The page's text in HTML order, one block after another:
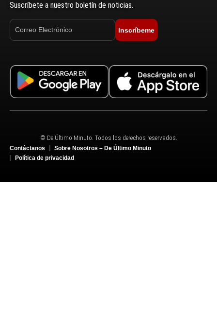
Suscríbete a nuestro boletín de noticias.
Inscríbeme
© De Último Minuto. Todos los derechos reservados.
Contáctanos
Sobre Nosotros – De Último Minuto
Política de privacidad